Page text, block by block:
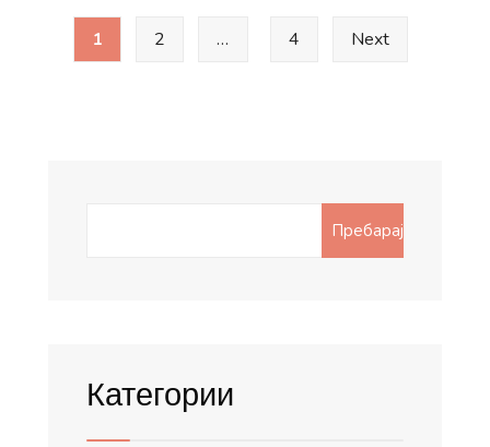
младите
позелена
општина
Posts
pagination
1 2 … 4 Next
Пребарај
Категории